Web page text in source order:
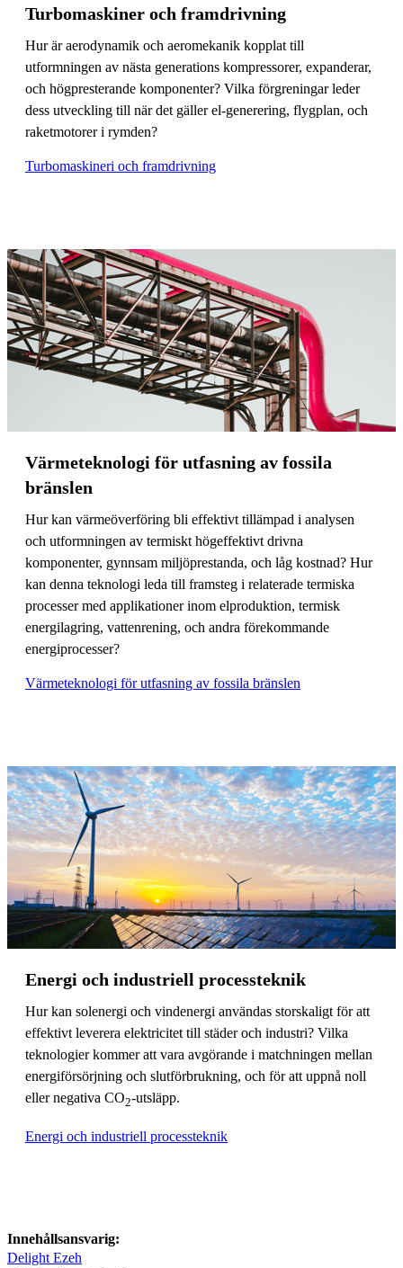
Turbomaskiner och framdrivning
Hur är aerodynamik och aeromekanik kopplat till
utformningen av nästa generations kompressorer, expanderar,
och högpresterande komponenter? Vilka förgreningar leder
dess utveckling till när det gäller el-generering, flygplan, och
raketmotorer i rymden?
Turbomaskineri och framdrivning
Värmeteknologi för utfasning av fossila
bränslen
Hur kan värmeöverföring bli effektivt tillämpad i analysen
och utformningen av termiskt högeffektivt drivna
komponenter, gynnsam miljöprestanda, och låg kostnad? Hur
kan denna teknologi leda till framsteg i relaterade termiska
processer med applikationer inom elproduktion, termisk
energilagring, vattenrening, och andra förekommande
energiprocesser?
Värmeteknologi för utfasning av fossila bränslen
Energi och industriell processteknik
Hur kan solenergi och vindenergi användas storskaligt för att
effektivt leverera elektricitet till städer och industri? Vilka
teknologier kommer att vara avgörande i matchningen mellan
energiförsörjning och slutförbrukning, och för att uppnå noll
eller negativa CO2-utsläpp.
Energi och industriell processteknik
Innehållsansvarig:
Delight Ezeh